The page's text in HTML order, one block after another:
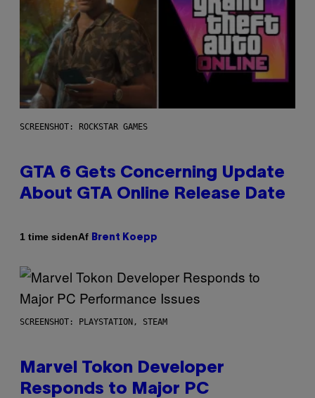
SCREENSHOT: ROCKSTAR GAMES
GTA 6 Gets Concerning Update
About GTA Online Release Date
1 time sidenAf Brent Koepp
SCREENSHOT: PLAYSTATION, STEAM
Marvel Tokon Developer
Responds to Major PC